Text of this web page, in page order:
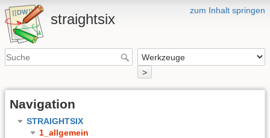
zum Inhalt springen
straightsix
>
Navigation
STRAIGHTSIX
1_allgemein